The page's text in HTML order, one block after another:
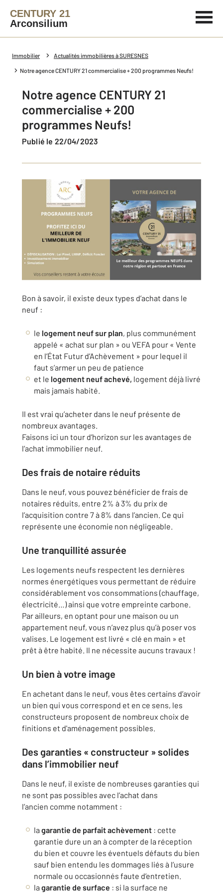
CENTURY 21
Arconsilium
Immobilier Actualités immobilières à SURESNES
Notre agence CENTURY 21 commercialise + 200 programmes Neufs!
Notre agence CENTURY 21
commercialise + 200
programmes Neufs!
Publié le 22/04/2023
Bon à savoir, il existe deux types d’achat dans le
neuf :
le logement neuf sur plan, plus communément
appelé « achat sur plan » ou VEFA pour « Vente
en l’État Futur d’Achèvement » pour lequel il
faut s’armer un peu de patience
et le logement neuf achevé, logement déjà livré
mais jamais habité.
Il est vrai qu’acheter dans le neuf présente de
nombreux avantages.
Faisons ici un tour d’horizon sur les avantages de
l’achat immobilier neuf.
Des frais de notaire réduits
Dans le neuf, vous pouvez bénéficier de frais de
notaires réduits, entre 2% à 3% du prix de
l’acquisition contre 7 à 8% dans l’ancien. Ce qui
représente une économie non négligeable.
Une tranquillité assurée
Les logements neufs respectent les dernières
normes énergétiques vous permettant de réduire
considérablement vos consommations (chauffage,
électricité…) ainsi que votre empreinte carbone.
Par ailleurs, en optant pour une maison ou un
appartement neuf, vous n’avez plus qu’à poser vos
valises. Le logement est livré « clé en main » et
prêt à être habité. Il ne nécessite aucuns travaux !
Un bien à votre image
En achetant dans le neuf, vous êtes certains d’avoir
un bien qui vous correspond et en ce sens, les
constructeurs proposent de nombreux choix de
finitions et d'aménagement possibles.
Des garanties « constructeur » solides
dans l’immobilier neuf
Dans le neuf, il existe de nombreuses garanties qui
ne sont pas possibles avec l’achat dans
l’ancien comme notamment :
la garantie de parfait achèvement : cette
garantie dure un an à compter de la réception
du bien et couvre les éventuels défauts du bien
sauf bien entendu les dommages liés à l’usure
normale ou occasionnés faute d’entretien.
la garantie de surface : si la surface ne